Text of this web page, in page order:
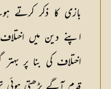
بازی کا ذکر کرتے
اپنے دین میں
اختلاف کی بنا پر